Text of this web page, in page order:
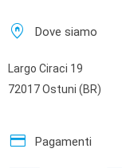
home_pin Dove siamo
Largo Ciraci 19
72017 Ostuni (BR)
credit_card Pagamenti